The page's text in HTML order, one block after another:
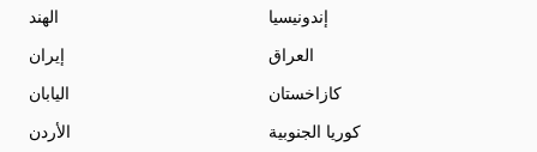
الهند
إندونيسيا
إيران
العراق
اليابان
كازاخستان
الأردن
كوريا الجنوبية